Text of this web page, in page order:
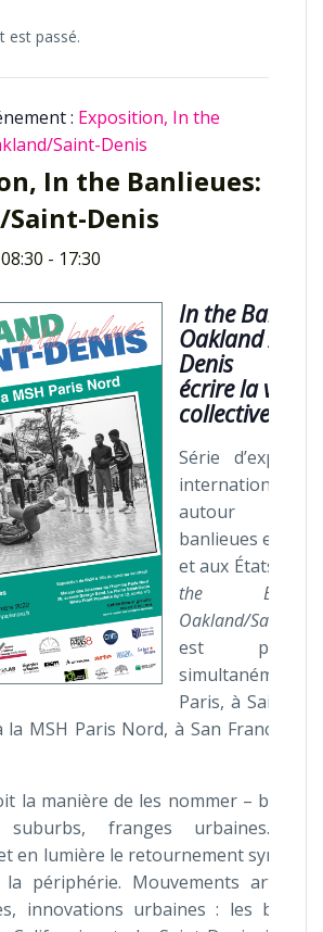
est passé.
: Exposition, In the
Saint-Denis
In the Banlieues:
Denis
- 17:30
In the
Oakland /
Denis
écrire la ville
collectivement
Série
internationales
autour
banlieues en
et aux États-
the
Oakland/Saint-
est
Paris, à Saint-
MSH Paris Nord, à San Francisco
la manière de les nommer –
suburbs, franges urbaines…
en lumière le retournement
périphérie. Mouvements
innovations urbaines : les